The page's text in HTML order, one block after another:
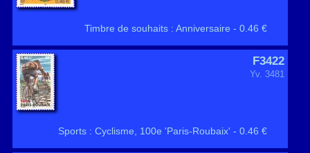
Timbre de souhaits : Anniversaire - 0.46 €
F3422
Yv. 3481
Sports : Cyclisme, 100e 'Paris-Roubaix' - 0.46 €